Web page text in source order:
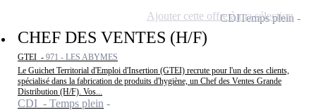
CHEF DES VENTES (H/F)
GTEI - 971 - LES ABYMES
Le Guichet Territorial d'Emploi d'Insertion (GTEI) recrute pour l'un de ses clients,
spécialisé dans la fabrication de produits d'hygiène, un Chef des Ventes Grande
Distribution (H/F). Vos...
CDI - Temps plein
CDITemps plein
Ajouter cette offre à ma sélection